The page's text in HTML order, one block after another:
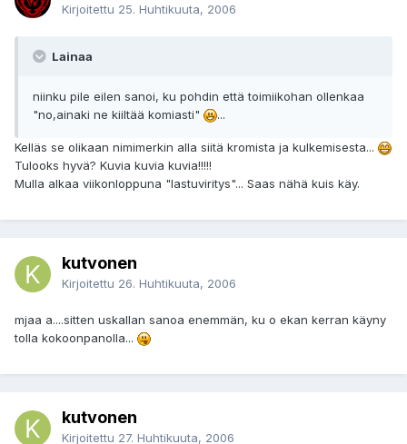
Kirjoitettu 25. Huhtikuuta, 2006
Lainaa
niinku pile eilen sanoi, ku pohdin että toimiikohan ollenkaa
"no,ainaki ne kiiltää komiasti"
...
Kelläs se olikaan nimimerkin alla siitä kromista ja kulkemisesta...
Tulooks hyvä? Kuvia kuvia kuvia!!!!!
Mulla alkaa viikonloppuna "lastuviritys"... Saas nähä kuis käy.
kutvonen
Kirjoitettu 26. Huhtikuuta, 2006
mjaa a....sitten uskallan sanoa enemmän, ku o ekan kerran käyny
tolla kokoonpanolla...
kutvonen
Kirjoitettu 27. Huhtikuuta, 2006